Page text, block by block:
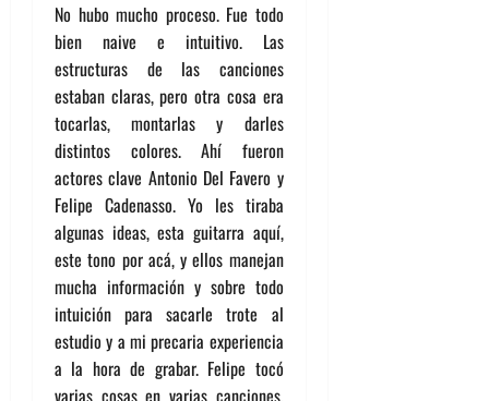
No hubo mucho proceso. Fue todo
bien naive e intuitivo. Las
estructuras de las canciones
estaban claras, pero otra cosa era
tocarlas, montarlas y darles
distintos colores. Ahí fueron
actores clave Antonio Del Favero y
Felipe Cadenasso. Yo les tiraba
algunas ideas, esta guitarra aquí,
este tono por acá, y ellos manejan
mucha información y sobre todo
intuición para sacarle trote al
estudio y a mi precaria experiencia
a la hora de grabar. Felipe tocó